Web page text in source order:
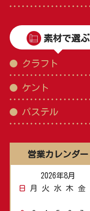
素材で選ぶ
クラフト
ケント
パステル
営業カレンダー
2026年8月
日
月 火 水 木 金